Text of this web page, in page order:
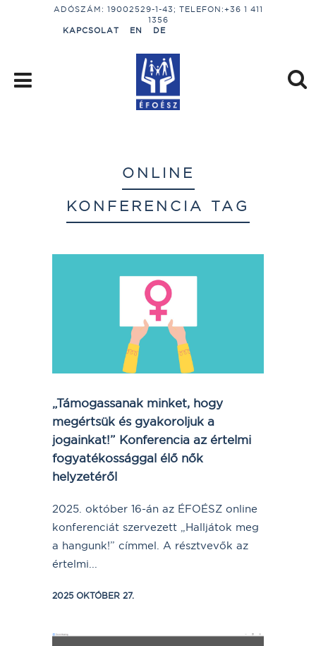
ADÓSZÁM: 19002529-1-43; TELEFON:+36 1 411
1356
KAPCSOLAT
EN DE
ONLINE
KONFERENCIA TAG
„Támogassanak minket, hogy
megértsük és gyakoroljuk a
jogainkat!” Konferencia az értelmi
fogyatékossággal élő nők
helyzetéről
2025. október 16-án az ÉFOÉSZ online
konferenciát szervezett „Halljátok meg
a hangunk!” címmel. A résztvevők az
értelmi...
2025 OKTÓBER 27.